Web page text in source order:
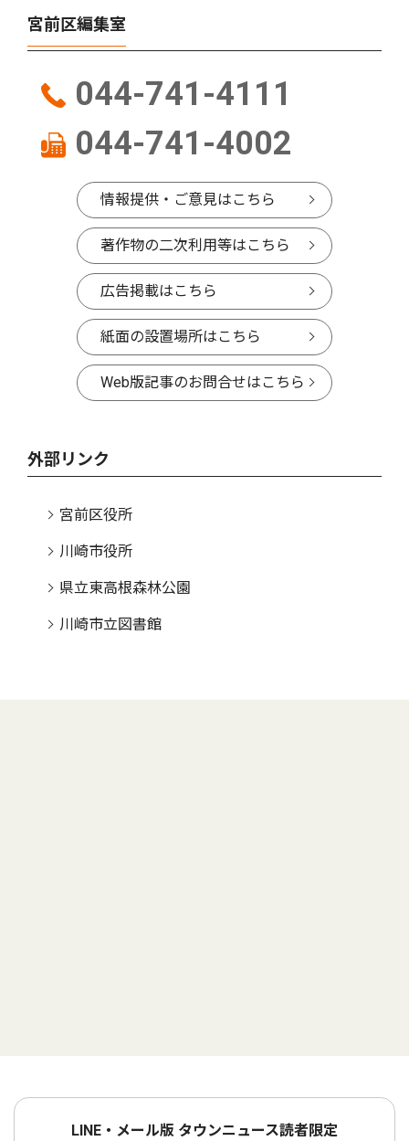
宮前区編集室
044-741-4111
044-741-4002
情報提供・ご意見はこちら
著作物の二次利用等はこちら
広告掲載はこちら
紙面の設置場所はこちら
Web版記事のお問合せはこちら
外部リンク
宮前区役所
川崎市役所
県立東高根森林公園
川崎市立図書館
LINE・メール版 タウンニュース読者限定